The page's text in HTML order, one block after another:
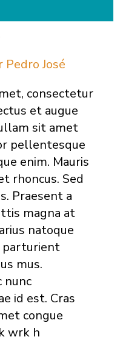
Pedro José
consectetur
et augue
sit amet
pellentesque
enim. Mauris
rhoncus. Sed
Praesent a
magna at
natoque
parturient
mus.
nunc
id est. Cras
congue
wrk h